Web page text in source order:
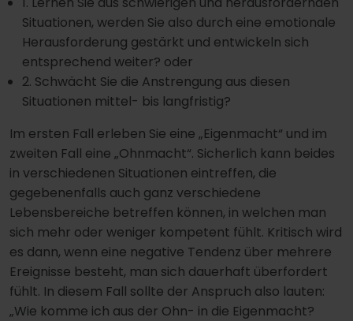
Situationen, werden Sie also durch eine emotionale
Herausforderung gestärkt und entwickeln sich
entsprechend weiter? oder
2. Schwächt Sie die Anstrengung aus diesen
Situationen mittel- bis langfristig?
Im ersten Fall erleben Sie eine „Eigenmacht“ und im
zweiten Fall eine „Ohnmacht“. Sicherlich kann beides
in verschiedenen Situationen eintreffen, die
gegebenenfalls auch ganz verschiedene
Lebensbereiche betreffen können, in welchen man
sich mehr oder weniger kompetent fühlt. Kritisch wird
es dann, wenn eine negative Tendenz über mehrere
Ereignisse besteht, man sich dauerhaft überfordert
fühlt. In diesem Fall sollte der Anspruch also lauten:
„Wie komme ich aus der Ohn- in die Eigenmacht?